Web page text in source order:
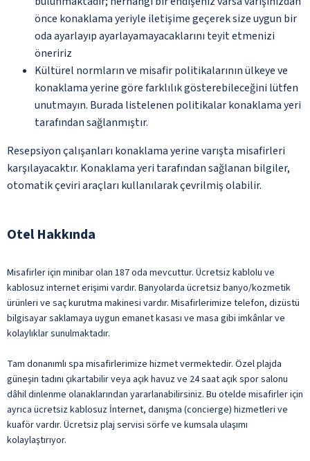
önce konaklama yeriyle iletişime geçerek size uygun bir
oda ayarlayıp ayarlayamayacaklarını teyit etmenizi
öneririz
Kültürel normların ve misafir politikalarının ülkeye ve
konaklama yerine göre farklılık gösterebileceğini lütfen
unutmayın. Burada listelenen politikalar konaklama yeri
tarafından sağlanmıştır.
Resepsiyon çalışanları konaklama yerine varışta misafirleri
karşılayacaktır. Konaklama yeri tarafından sağlanan bilgiler,
otomatik çeviri araçları kullanılarak çevrilmiş olabilir.
Otel Hakkında
Misafirler için minibar olan 187 oda mevcuttur. Ücretsiz kablolu ve
kablosuz internet erişimi vardır. Banyolarda ücretsiz banyo/kozmetik
ürünleri ve saç kurutma makinesi vardır. Misafirlerimize telefon, dizüstü
bilgisayar saklamaya uygun emanet kasası ve masa gibi imkânlar ve
kolaylıklar sunulmaktadır.
Tam donanımlı spa misafirlerimize hizmet vermektedir. Özel plajda
güneşin tadını çıkartabilir veya açık havuz ve 24 saat açık spor salonu
dâhil dinlenme olanaklarından yararlanabilirsiniz. Bu otelde misafirler için
ayrıca ücretsiz kablosuz İnternet, danışma (concierge) hizmetleri ve
kuaför vardır. Ücretsiz plaj servisi sörfe ve kumsala ulaşımı
kolaylaştırıyor.